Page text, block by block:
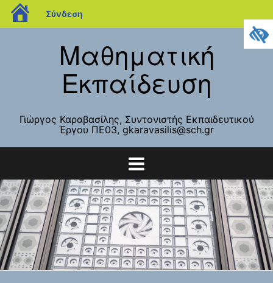
blogs.sch.gr
Σύνδεση
Μαθηματική
Εκπαίδευση
Γιώργος Καραβασίλης, Συντονιστής Εκπαιδευτικού
Έργου ΠΕ03, gkaravasilis@sch.gr